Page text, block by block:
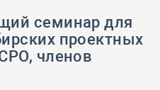
семинар для
проектных
членов